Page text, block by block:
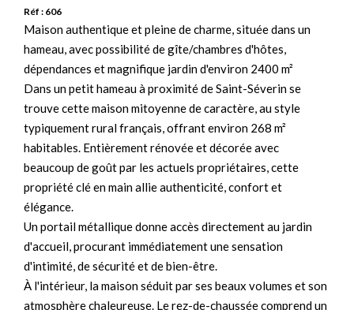
Réf : 606
Maison authentique et pleine de charme, située dans un
hameau, avec possibilité de gîte/chambres d'hôtes,
dépendances et magnifique jardin d'environ 2400 m²
Dans un petit hameau à proximité de Saint-Séverin se
trouve cette maison mitoyenne de caractère, au style
typiquement rural français, offrant environ 268 m²
habitables. Entièrement rénovée et décorée avec
beaucoup de goût par les actuels propriétaires, cette
propriété clé en main allie authenticité, confort et
élégance.
Un portail métallique donne accès directement au jardin
d'accueil, procurant immédiatement une sensation
d'intimité, de sécurité et de bien-être.
À l'intérieur, la maison séduit par ses beaux volumes et son
atmosphère chaleureuse. Le rez-de-chaussée comprend un